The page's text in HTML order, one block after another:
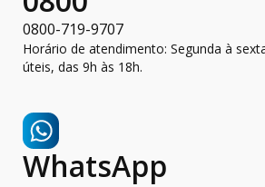
0800-719-9707
Horário de atendimento: Segunda à
úteis, das 9h às 18h.
WhatsApp